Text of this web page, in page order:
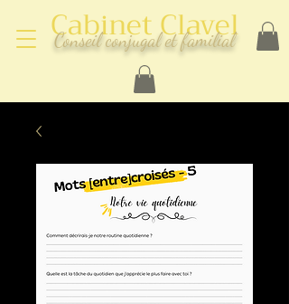
Cabinet Clavel
Conseil conjugal et familial